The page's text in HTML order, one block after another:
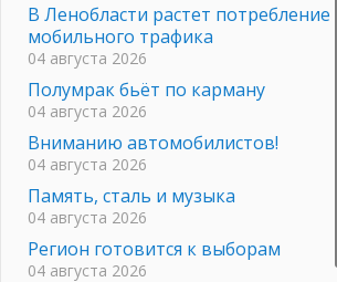
В Ленобласти растет потребление
мобильного трафика
04 августа 2026
Полумрак бьёт по карману
04 августа 2026
Вниманию автомобилистов!
04 августа 2026
Память, сталь и музыка
04 августа 2026
Регион готовится к выборам
04 августа 2026